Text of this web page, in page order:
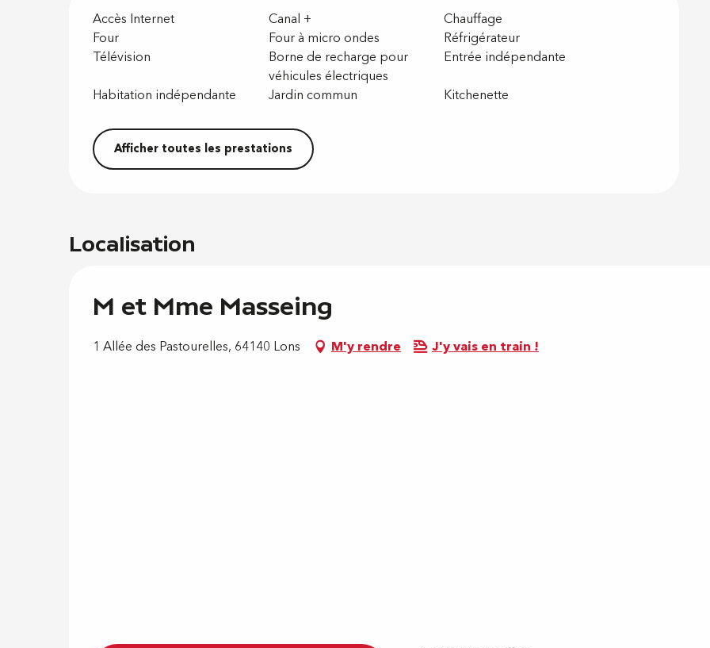
Accès Internet Canal +
Chauffage
Four
Four à micro ondes
Réfrigérateur
Télévision
Borne de recharge pour
véhicules électriques
Entrée indépendante
Habitation indépendante Jardin commun Kitchenette
Afficher toutes les prestations
Localisation
M et Mme Masseing
1 Allée des Pastourelles, 64140 Lons M'y rendre J'y vais en train !